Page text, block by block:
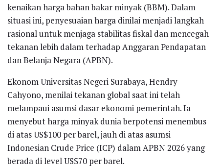
kenaikan harga bahan bakar minyak (BBM). Dalam
situasi ini, penyesuaian harga dinilai menjadi langkah
rasional untuk menjaga stabilitas fiskal dan mencegah
tekanan lebih dalam terhadap Anggaran Pendapatan
dan Belanja Negara (APBN).
Ekonom Universitas Negeri Surabaya, Hendry
Cahyono, menilai tekanan global saat ini telah
melampaui asumsi dasar ekonomi pemerintah. Ia
menyebut harga minyak dunia berpotensi menembus
di atas US$100 per barel, jauh di atas asumsi
Indonesian Crude Price (ICP) dalam APBN 2026 yang
berada di level US$70 per barel.